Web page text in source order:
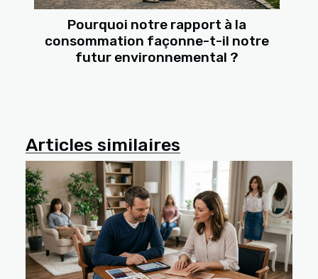
Pourquoi notre rapport à la
consommation façonne-t-il notre
futur environnemental ?
Articles similaires